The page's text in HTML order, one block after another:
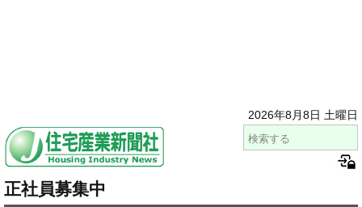
2026年8月8日 土曜日
正社員募集中